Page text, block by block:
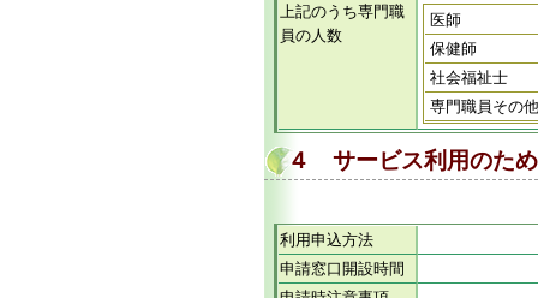
上記のうち専門職
員の人数
医師
保健師
社会福祉士
専門職員その他
４ サービス利用のた
利用申込方法
申請窓口開設時間